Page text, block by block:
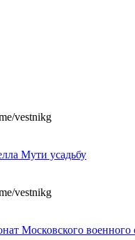
vestnikg
Мути усадьбу
vestnikg
Московского военного